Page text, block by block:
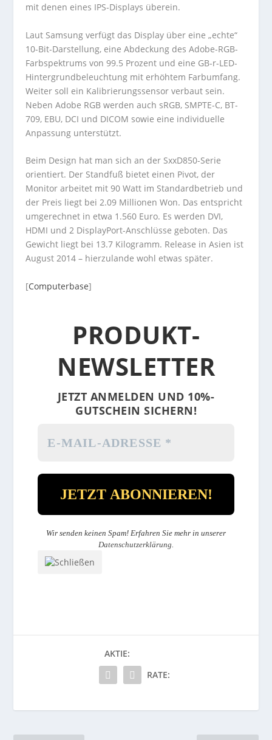
mit denen eines IPS-Displays überein.
Laut Samsung verfügt das Display über eine „echte“
10-Bit-Darstellung, eine Abdeckung des Adobe-RGB-
Farbspektrums von 99.5 Prozent und eine GB-r-LED-
Hintergrundbeleuchtung mit erhöhtem Farbumfang.
Weiter soll ein Kalibrierungssensor verbaut sein.
Neben Adobe RGB werden auch sRGB, SMPTE-C, BT-
709, EBU, DCI und DICOM sowie eine individuelle
Anpassung unterstützt.
Beim Design hat man sich an der SxxD850-Serie
orientiert. Der Standfuß bietet einen Pivot, der
Monitor arbeitet mit 90 Watt im Standardbetrieb und
der Preis liegt bei 2.09 Millionen Won. Das entspricht
umgerechnet in etwa 1.560 Euro. Es werden DVI,
HDMI und 2 DisplayPort-Anschlüsse geboten. Das
Gewicht liegt bei 13.7 Kilogramm. Release in Asien ist
August 2014 – hierzulande wohl etwas später.
[Computerbase]
PRODUKT-
NEWSLETTER
JETZT ANMELDEN UND 10%-
GUTSCHEIN SICHERN!
Wir senden keinen Spam! Erfahren Sie mehr in unserer
Datenschutzerklärung
AKTIE:
RATE: